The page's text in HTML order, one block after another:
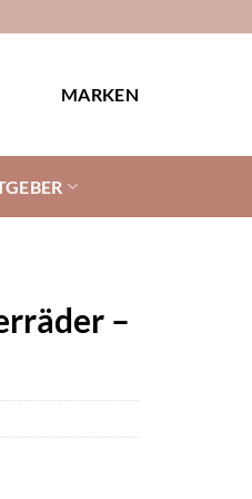
MARKEN
–